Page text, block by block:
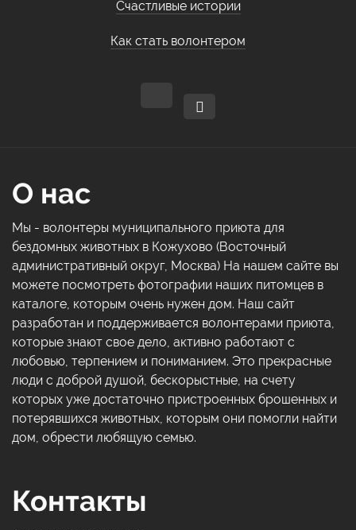
Счастливые истории
Как стать волонтером
О нас
Мы - волонтеры муниципального приюта для
бездомных животных в Кожухово (Восточный
административный округ, Москва) На нашем сайте вы
можете посмотреть фотографии наших питомцев в
каталоге, которым очень нужен дом. Наш сайт
разработан и поддерживается волонтерами приюта,
которые знают свое дело, активно работают с
любовью, терпением и пониманием. Это прекрасные
люди с доброй душой, бескорыстные, на счету
которых уже достаточно пристроенных брошенных и
потерявшихся животных, которым они помогли найти
дом, обрести любящую семью.
Контакты